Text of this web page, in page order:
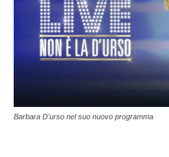
Barbara D'urso nel suo nuovo programma